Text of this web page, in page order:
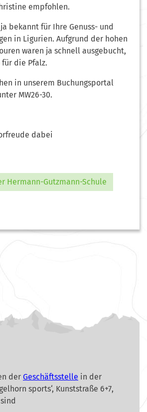
empfohlen.
bekannt für Ihre Genuss- und
in Ligurien. Aufgrund der hohen
waren ja schnell ausgebucht,
die Pfalz.
in unserem Buchungsportal
MW26-30.
dabei
Hermann-Gutzmann-Schule
der Geschäftsstelle in der
sports‘, Kunststraße 6+7,